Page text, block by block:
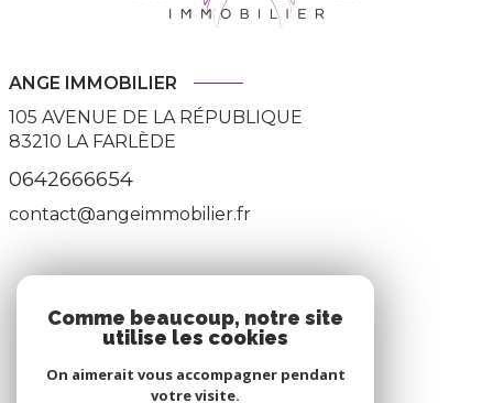
ANGE IMMOBILIER
105 AVENUE DE LA RÉPUBLIQUE
83210 LA FARLÈDE
0642666654
contact@angeimmobilier.fr
Nous adhérons
Comme beaucoup, notre site
utilise les cookies
On aimerait vous accompagner pendant
votre visite.